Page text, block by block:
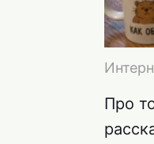
Про